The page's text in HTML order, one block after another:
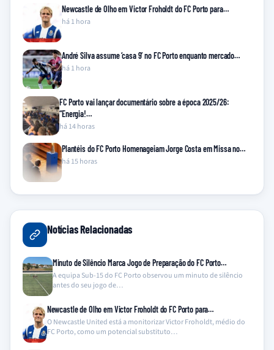
Newcastle de Olho em Victor Froholdt do FC Porto para…
há 1 hora
André Silva assume ‘casa 9’ no FC Porto enquanto mercado…
há 1 hora
FC Porto vai lançar documentário sobre a época 2025/26:
“Energia!…
há 14 horas
Plantéis do FC Porto Homenageiam Jorge Costa em Missa no…
há 15 horas
Notícias Relacionadas
Minuto de Silêncio Marca Jogo de Preparação do FC Porto…
A equipa Sub-15 do FC Porto observou um minuto de silêncio
antes do seu jogo de…
Newcastle de Olho em Victor Froholdt do FC Porto para…
O Newcastle United está a monitorizar Victor Froholdt, médio do
FC Porto, como um potencial substituto…